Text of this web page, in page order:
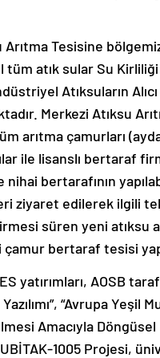
Tesisine
atık sular Su
Atıksuların
Merkezi Atıksu
arıtma çamurları
ile lisanslı bertaraf
bertarafının
ziyaret edilerek ilgili
süren yeni atıksu
bertaraf tesisi
yatırımları, AOSB
“Avrupa Yeşil
Amacıyla
1005 Projesi,